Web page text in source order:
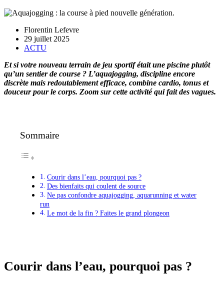
Florentin Lefevre
29 juillet 2025
ACTU
Et si votre nouveau terrain de jeu sportif était une piscine plutôt
qu’un sentier de course ? L’aquajogging, discipline encore
discrète mais redoutablement efficace, combine cardio, tonus et
douceur pour le corps. Zoom sur cette activité qui fait des vagues.
Sommaire
Courir dans l’eau, pourquoi pas ?
Des bienfaits qui coulent de source
Ne pas confondre aquajogging, aquarunning et water
run
Le mot de la fin ? Faites le grand plongeon
Courir dans l’eau, pourquoi pas ?